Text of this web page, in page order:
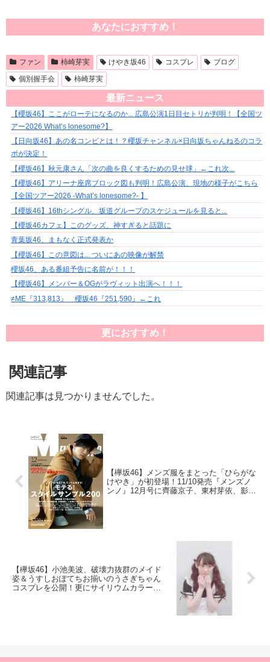
あなたにおすすめ！
ファン 柿崎芽実 けやき坂46 コスプレ
ブログ
個別握手会
柿崎芽実
最新ニュース
【櫻坂46】ここがローテになるのか... 広島公演1日目セトリが判明！【全国ツ
アー2026 What’s lonesome?】
【日向坂46】あの名コンビとは！？櫻坂チャンネル×日向坂ちゃんねるのコラ
ボが決定！
【櫻坂46】秋元康さん「次の曲を良くするための見せ球」←これ次...
【櫻坂46】アリーナ座席ブロック図も判明！広島公演、現地の様子がこちら
【全国ツアー2026 -What’s lonesome?- 】
【櫻坂46】16thシングル、坂道グループのスケジュールを見ると...
【櫻坂46カフェ】このグッズ、神すぎると話題に
青葉坂46、まもなく正式発表か
【櫻坂46】この意図は... ついにあの映像が解禁
櫻坂46、ある番組予告に名前が！！！
【櫻坂46】メンバー＆OGがラヴィット出演へ！！！
≠ME『313,813』 櫻坂46『251,590』←これ
更におすすめ！
関連記事
関連記事は見つかりませんでした。
【欅坂46】メンズ服をまとった「ひらがな
けやき」が初登場！11/10発売『メンズノ
ンノ』12月号に齊藤京子、東村芽依、影山
【欅坂46】小池美波、破壊力抜群のメイド
姿＆うすしおぽてちお揃いのうさぎちゃん
コスプレを公開！更にサイリウムカラー変